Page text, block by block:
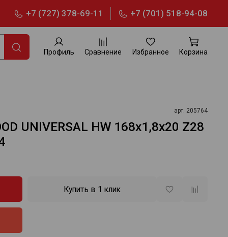
+7 (727) 378-69-11 +7 (701) 518-94-08
Профиль Сравнение Избранное Корзина
арт. 205764
UNIVERSAL HW 168x1,8x20 Z28
Купить в 1 клик